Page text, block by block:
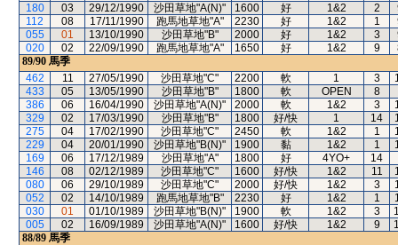
180
03 29/12/1990 沙田草地"A(N)" 1600 好 1&2 2
112
08 17/11/1990 跑馬地草地"A" 2230 好 1&2 1
055
01 13/10/1990 沙田草地"B" 2000 好 1&2 3
020
02 22/09/1990 跑馬地草地"A" 1650 好 1&2 9
89/90 馬季
462
11 27/05/1990 沙田草地"C" 2200 軟 1 3
433
05 13/05/1990 沙田草地"B" 1800 軟 OPEN
8
386
06 16/04/1990 沙田草地"A(N)" 2000 軟 1&2 3
329
02 17/03/1990 沙田草地"B" 1800 好/快 1 14
275
04 17/02/1990 沙田草地"C" 2450 軟 1&2 1
229
04 20/01/1990 沙田草地"B(N)" 1900 黏 1&2 1
169
06 17/12/1989 沙田草地"A" 1800 好 4YO+
14
146
08 02/12/1989 沙田草地"C" 1600 好/快 1&2 11
080
06 29/10/1989 沙田草地"C" 2000 好/快 1&2 3
052
02 14/10/1989 跑馬地草地"B" 2230 好 1&2 1
030
01 01/10/1989 沙田草地"B(N)" 1900 軟 1&2 3
005
02 16/09/1989 沙田草地"A(N)" 1600 好/快 1&2 9
88/89 馬季